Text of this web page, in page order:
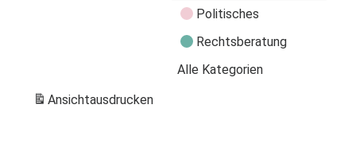
Politisches
Rechtsberatung
Alle Kategorien
Ansichtausdrucken